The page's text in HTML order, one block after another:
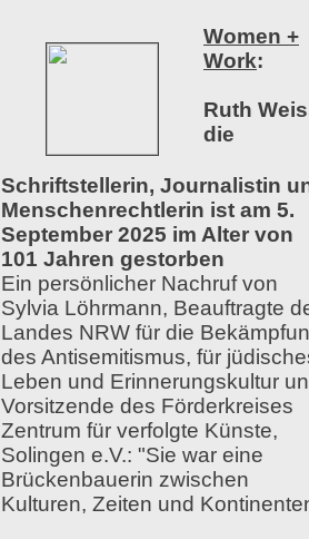
Women +
Work:
Ruth
die
Schriftstellerin, Journalistin
Menschenrechtlerin ist am 5.
September 2025 im Alter von
101 Jahren gestorben
Ein persönlicher Nachruf von
Sylvia Löhrmann, Beauftragte
Landes NRW für die
des Antisemitismus, für
Leben und Erinnerungskultur
Vorsitzende des Förderkreises
Zentrum für verfolgte Künste,
Solingen e.V.: "Sie war eine
Brückenbauerin zwischen
Kulturen, Zeiten und